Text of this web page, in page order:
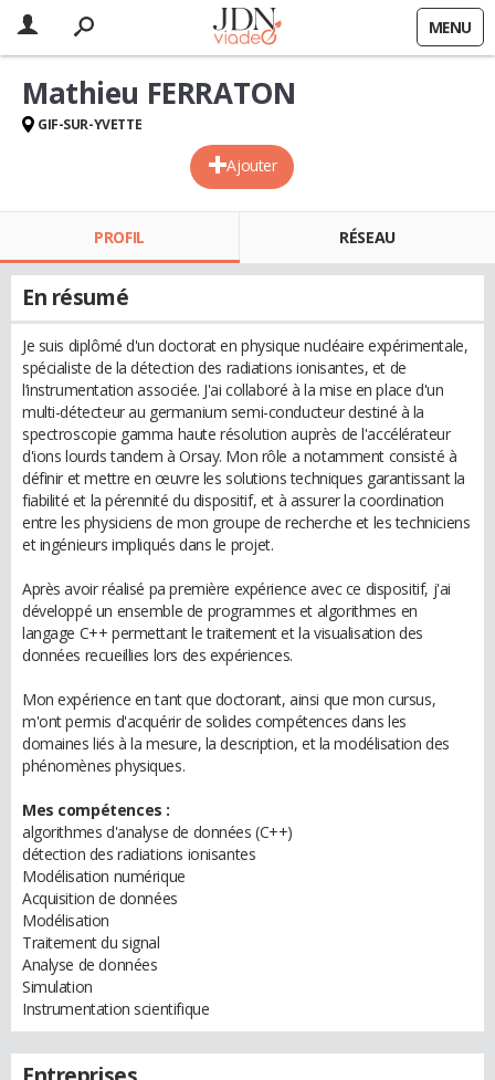
MENU
Ajouter
Mathieu FERRATON
GIF-SUR-YVETTE
PROFIL RÉSEAU
En résumé
Je suis diplômé d'un doctorat en physique nucléaire expérimentale,
spécialiste de la détection des radiations ionisantes, et de
l’instrumentation associée. J'ai collaboré à la mise en place d'un
multi-détecteur au germanium semi-conducteur destiné à la
spectroscopie gamma haute résolution auprès de l'accélérateur
d'ions lourds tandem à Orsay. Mon rôle a notamment consisté à
définir et mettre en œuvre les solutions techniques garantissant la
fiabilité et la pérennité du dispositif, et à assurer la coordination
entre les physiciens de mon groupe de recherche et les techniciens
et ingénieurs impliqués dans le projet.
Après avoir réalisé pa première expérience avec ce dispositif, j'ai
développé un ensemble de programmes et algorithmes en
langage C++ permettant le traitement et la visualisation des
données recueillies lors des expériences.
Mon expérience en tant que doctorant, ainsi que mon cursus,
m'ont permis d'acquérir de solides compétences dans les
domaines liés à la mesure, la description, et la modélisation des
phénomènes physiques.
Mes compétences :
algorithmes d'analyse de données (C++)
détection des radiations ionisantes
Modélisation numérique
Acquisition de données
Modélisation
Traitement du signal
Analyse de données
Simulation
Instrumentation scientifique